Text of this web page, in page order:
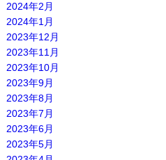
2024年2月
2024年1月
2023年12月
2023年11月
2023年10月
2023年9月
2023年8月
2023年7月
2023年6月
2023年5月